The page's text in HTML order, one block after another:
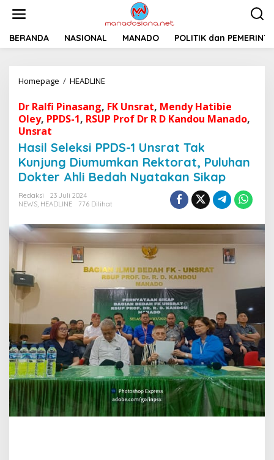
t
BERANDA NASIONAL MANADO POLITIK dan
Homepage / HEADLINE
s
i
l
e
l
e
k
i
P
D
S
1
U
n
s
a
t
T
a
k
K
Dr Ralfi Pinasang, FK Unsrat, Mendy Hatibie
Oley, PPDS-1, RSUP Prof Dr R D Kandou Manado,
Unsrat
Hasil Seleksi PPDS-1 Unsrat Tak
Kunjung Diumumkan Rektorat, Puluhan
Dokter Ahli Bedah Nyatakan Sikap
Redaksi
23 Juli 2024
NEWS, HEADLINE 776 Dilihat